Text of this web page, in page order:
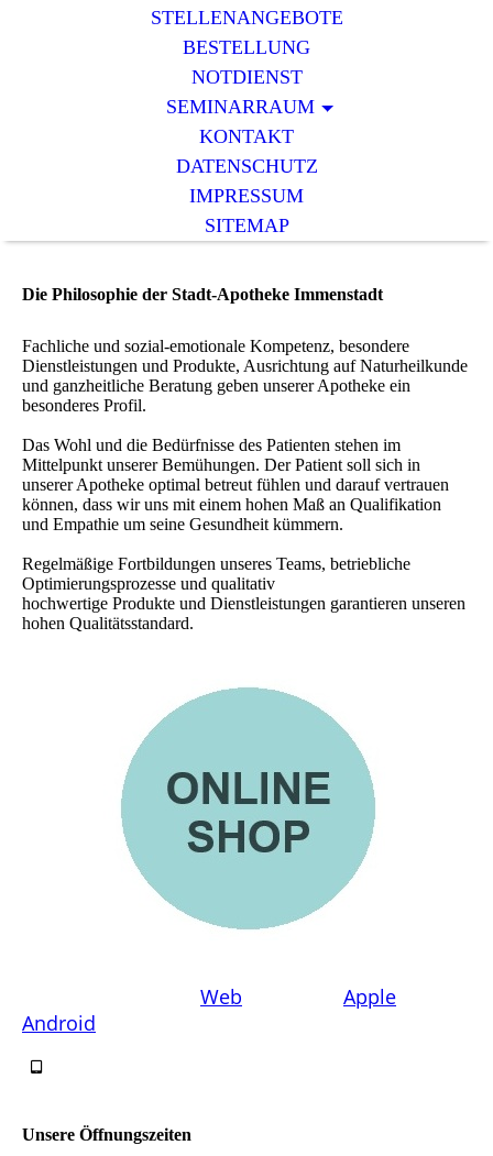
STELLENANGEBOTE
BESTELLUNG
NOTDIENST
SEMINARRAUM
KONTAKT
DATENSCHUTZ
IMPRESSUM
SITEMAP
Die Philosophie der Stadt-Apotheke Immenstadt
Fachliche und sozial-emotionale Kompetenz, besondere
Dienstleistungen und Produkte, Ausrichtung auf Naturheilkunde
und ganzheitliche Beratung geben unserer Apotheke ein
besonderes Profil.
Das Wohl und die Bedürfnisse des Patienten stehen im
Mittelpunkt unserer Bemühungen. Der Patient soll sich in
unserer Apotheke optimal betreut fühlen und darauf vertrauen
können, dass wir uns mit einem hohen Maß an Qualifikation
und Empathie um seine Gesundheit kümmern.
Regelmäßige Fortbildungen unseres Teams, betriebliche
Optimierungsprozesse und qualitativ
hochwertige Produkte und Dienstleistungen garantieren unseren
hohen Qualitätsstandard.
Web Apple
Android
Unsere Öffnungszeiten